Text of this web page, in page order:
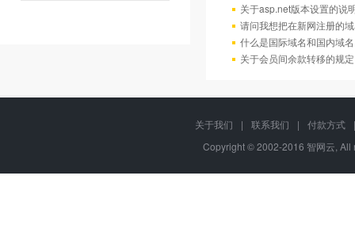
关于asp.net版本设置的说
请问我想把在新网注册的
什么是国际域名和国内域
关于会员间余款转移的规定
关于我们 | 联系我们 | 付款方式
|
Copyright © 2002-2016 智网云,